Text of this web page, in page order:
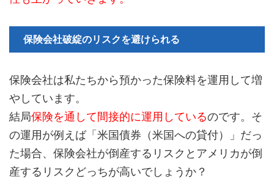
保険会社破綻のリスクを避けられる
保険会社は私たちから預かった保険料を運用して増
やしています。
結局保険を通して間接的に運用しているのです。そ
の運用が例えば「米国債券（米国への貸付）」だっ
た場合、保険会社が倒産するリスクとアメリカが倒
産するリスクどっちが高いでしょうか？